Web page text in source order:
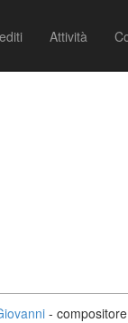
Attività
- compositore